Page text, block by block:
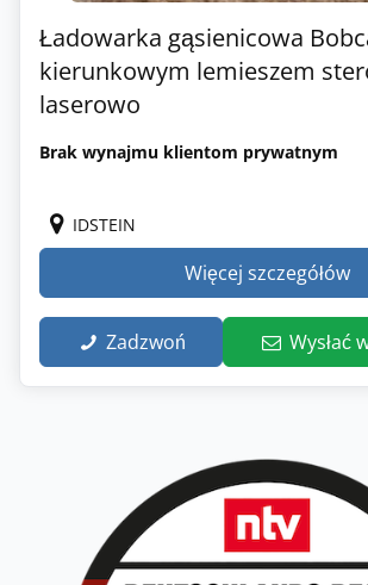
Ładowarka gąsienicowa
kierunkowym lemieszem
laserowo
Brak wynajmu klientom prywatnym
IDSTEIN
Więcej szczegółów
Zadzwoń Wysłać